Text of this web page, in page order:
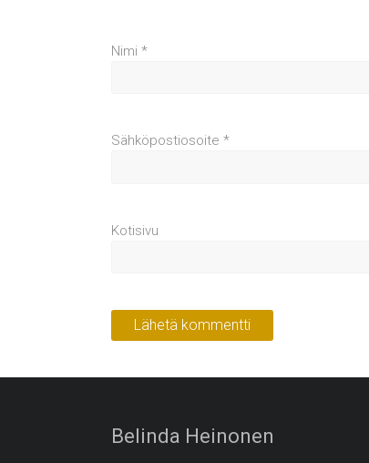
Nimi *
Sähköpostiosoite *
Kotisivu
Belinda Heinonen